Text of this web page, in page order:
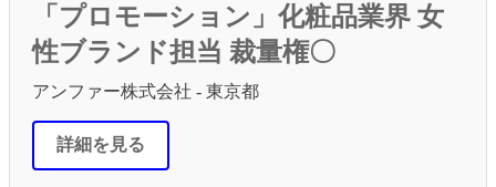
「プロモーション」化粧品業界 女
性ブランド担当 裁量権〇
アンファー株式会社 - 東京都
詳細を見る